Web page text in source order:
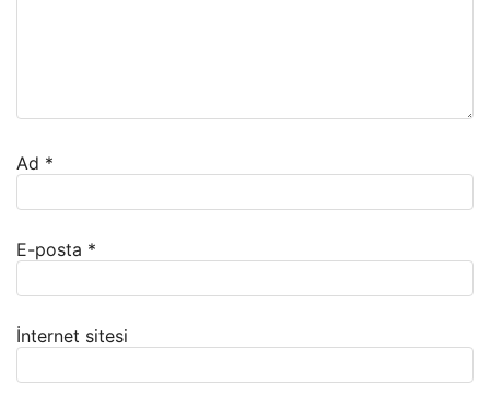
Ad *
E-posta *
İnternet sitesi